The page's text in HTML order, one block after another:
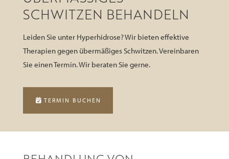
CHWITZEN BEHANDELN
Leiden Sie unter Hyperhidrose? Wir bieten effektive
Therapien gegen übermäßiges Schwitzen. Vereinbaren
Sie einen Termin. Wir beraten Sie gerne.
TERMIN BUCHEN